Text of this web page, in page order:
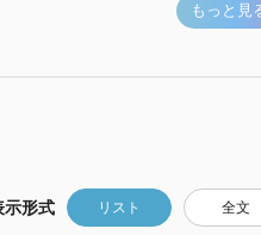
もっと見
示形式 リスト 全文